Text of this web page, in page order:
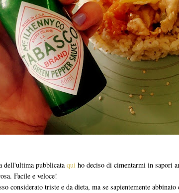
dell'ultima pubblicata qui ho deciso di cimentarmi in sapori
Facile e veloce!
considerato triste e da dieta, ma se sapientemente